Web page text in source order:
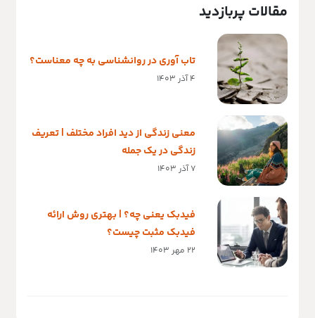
مقالات پربازدید
تاب آوری در روانشناسی به چه معناست؟
4 آذر 1403
معنی زندگی از دید افراد مختلف | تعریف
زندگی در یک جمله
7 آذر 1403
فیدبک یعنی چه؟ | بهتری روش ارائه
فیدبک مثبت چیست؟
22 مهر 1403